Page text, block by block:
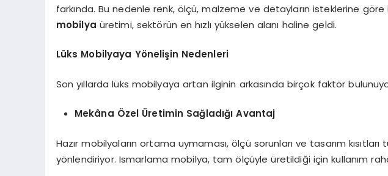
farkında. Bu nedenle renk, ölçü, malzeme ve detayların isteklerine
mobilya üretimi, sektörün en hızlı yükselen alanı haline geldi.
Lüks Mobilyaya Yönelişin Nedenleri
Son yıllarda lüks mobilyaya artan ilginin arkasında birçok faktör
Mekâna Özel Üretimin Sağladığı Avantaj
Hazır mobilyaların ortama uymaması, ölçü sorunları ve tasarım
yönlendiriyor. Ismarlama mobilya, tam ölçüyle üretildiği için kullanım